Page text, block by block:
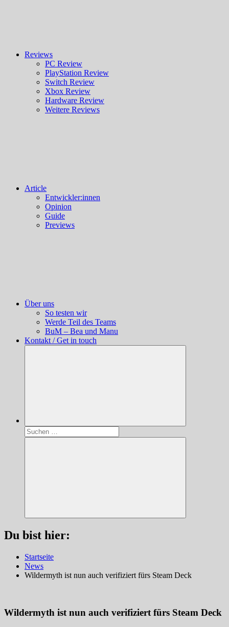
Reviews
PC Review
PlayStation Review
Switch Review
Xbox Review
Hardware Review
Weitere Reviews
Article
Entwickler:innen
Opinion
Guide
Previews
Über uns
So testen wir
Werde Teil des Teams
BuM – Bea und Manu
Kontakt / Get in touch
Suchen
nach:
Suchen
Du bist hier:
Startseite
News
Wildermyth ist nun auch verifiziert fürs Steam Deck
Wildermyth ist nun auch verifiziert fürs Steam Deck